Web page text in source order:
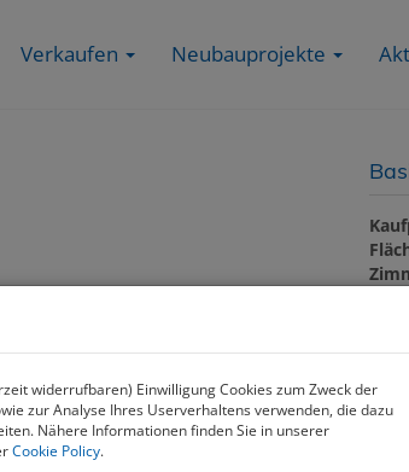
Verkaufen Neubauprojekte
widerrufbaren) Einwilligung Cookies zum Zweck der
zur Analyse Ihres Userverhaltens verwenden, die dazu
Nähere Informationen finden Sie in unserer
Cookie Policy.